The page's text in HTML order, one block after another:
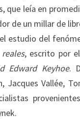
que leía en
de un millar de
estudio del
, escrito por el
Edward Keyhoe.
Jacques Vallée,